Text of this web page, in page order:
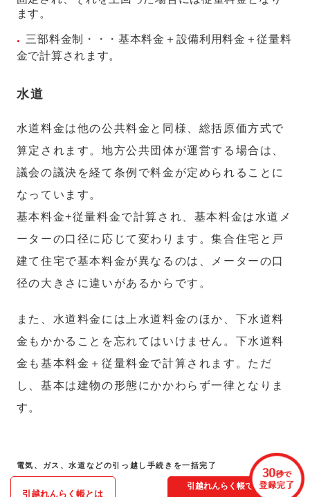
ます。
三部料金制・・・基本料金＋設備利用料金＋従量料
金で計算されます。
水道
水道料金は他の公共料金と同様、総括原価方式で
算定されます。地方公共団体が運営する場合は、
議会の議決を経て条例で料金が定められることに
なっています。
基本料金+従量料金で計算され、基本料金は水道メ
ーターの口径に応じて変わります。集合住宅と戸
建て住宅で基本料金が異なるのは、メーターの口
径の大きさに違いがあるからです。
また、水道料金には上水道料金のほか、下水道料
金もかかることを忘れてはいけません。下水道料
金も基本料金＋従量料金で計算されます。ただ
し、基本は建物の形態にかかわらず一律となりま
す。
電気、ガス、水道などの引っ越し手続きを一括完了
引越れんらく帳とは
引越れんらく帳で